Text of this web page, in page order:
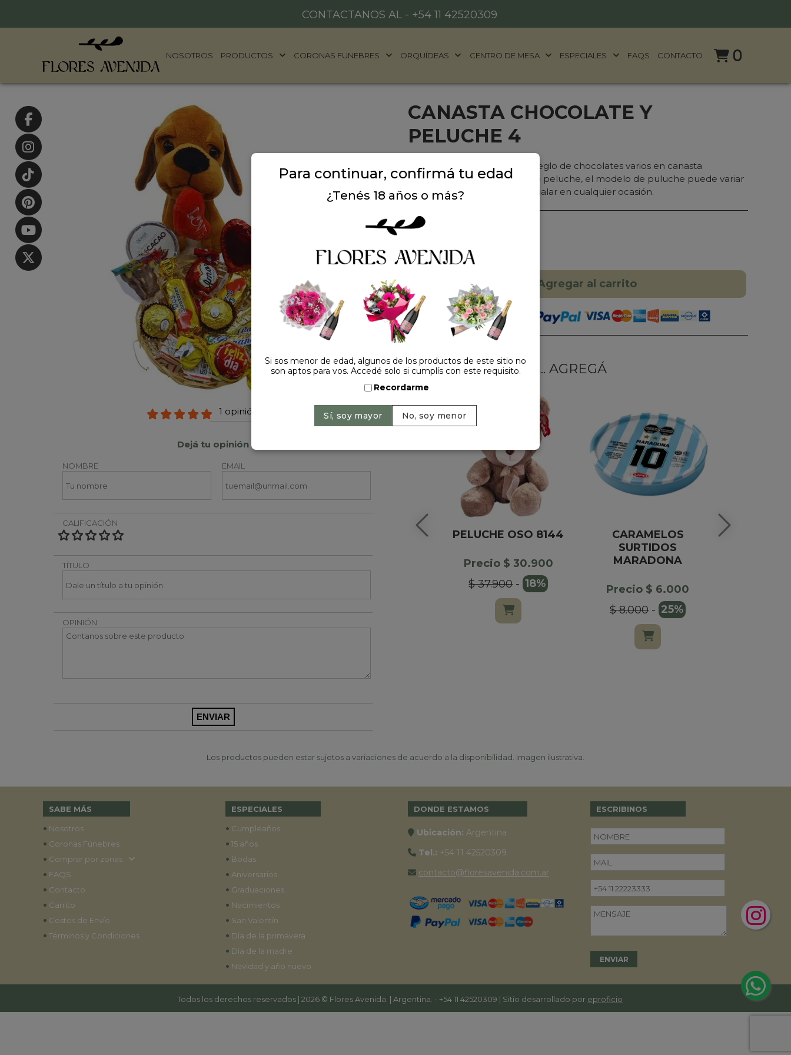
CONTACTANOS AL - +54 11 42520309
NOSOTROS PRODUCTOS CORONAS FUNEBRES ORQUÍDEAS CENTRO DE MESA ESPECIALES FAQS CONTACTO 0
1 opinión +
Dejá tu opinión
NOMBRE EMAIL
CALIFICACIÓN
TÍTULO
OPINIÓN
CANASTA CHOCOLATE Y
PELUCHE 4
Sorprende con este bello arreglo de chocolates varios en canasta
acompañados de un cariñoso peluche, el modelo de puluche puede variar
sin previo aviso. Ideal para regalar en cualquier ocasión.
Precio: $ 59.000
Cantidad:
Agregar al carrito
HACELO ESPECIAL... AGREGÁ
PELUCHE OSO 8144
Precio $ 30.900
$ 37.900-18%
CARAMELOS
SURTIDOS
MARADONA
Precio $ 6.000
$ 8.000- 25%
Los productos pueden estar sujetos a variaciones de acuerdo a la disponibilidad. Imagen ilustrativa.
SABE MÁS
• Nosotros
• Coronas Fúnebres
• Comprar por zonas
• FAQS
• Contacto
• Carrito
• Costos de Envío
• Términos y Condiciones
ESPECIALES
• Cumpleaños
• 15 años
• Bodas
• Aniversarios
• Graduaciones
• Nacimientos
• San Valentín
• Día de la primavera
• Día de la madre
• Navidad y año nuevo
DONDE ESTAMOS
Ubicación: Argentina
Tel.: +54 11 42520309
contacto@floresavenida.com.ar
ESCRIBINOS
Todos los derechos reservados | 2026 © Flores Avenida. | Argentina. - +54 11 42520309 | Sitio desarrollado por eproficio
Para continuar, confirmá tu edad
¿Tenés 18 años o más?
Si sos menor de edad, algunos de los productos de este sitio no
son aptos para vos. Accedé solo si cumplís con este requisito.
Recordarme